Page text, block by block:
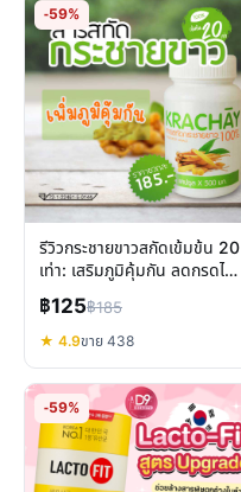
-59%
รีวิวกระชายขาวสกัดเข้มข้น 20
เท่า: เสริมภูมิคุ้มกัน ลดกรดไหล
ย้อน
฿125฿185
★ 4.9ขาย 438
-59%